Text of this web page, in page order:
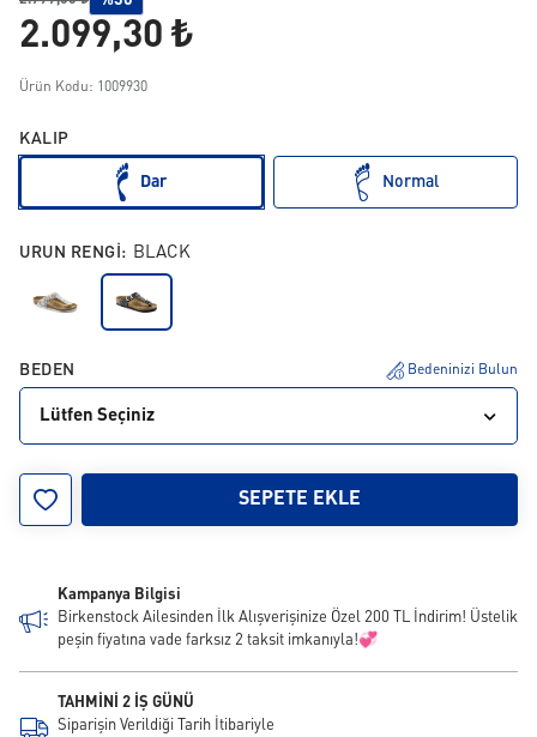
2.099,30 ₺
Ürün Kodu: 1009930
KALIP
Dar Normal
URUN RENGI: BLACK
BEDEN Bedeninizi Bulun
Lütfen Seçiniz
SEPETE EKLE
Kampanya Bilgisi
Birkenstock Ailesinden İlk Alışverişinize Özel 200 TL İndirim! Üstelik
peşin fiyatına vade farksız 2 taksit imkanıyla!💞
TAHMİNİ 2 İŞ GÜNÜ
Siparişin Verildiği Tarih İtibariyle